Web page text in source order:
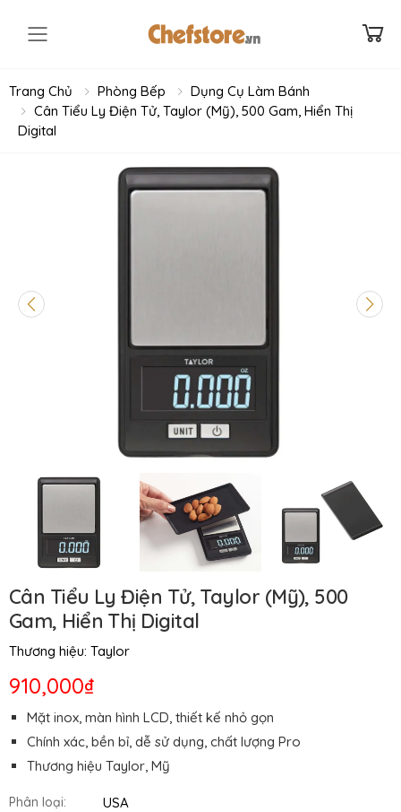
Toggle mobile menu
Trang Chủ Phòng Bếp
Dụng Cụ Làm Bánh
Cân Tiểu Ly Điện Tử, Taylor (Mỹ), 500 Gam, Hiển Thị
Digital
Cân Tiểu Ly Điện Tử, Taylor (Mỹ), 500
Gam, Hiển Thị Digital
Thương hiệu: Taylor
910,000₫
Mặt inox, màn hình LCD, thiết kế nhỏ gọn
Chính xác, bền bỉ, dễ sử dụng, chất lượng Pro
Thương hiệu Taylor, Mỹ
Phân loại: USA